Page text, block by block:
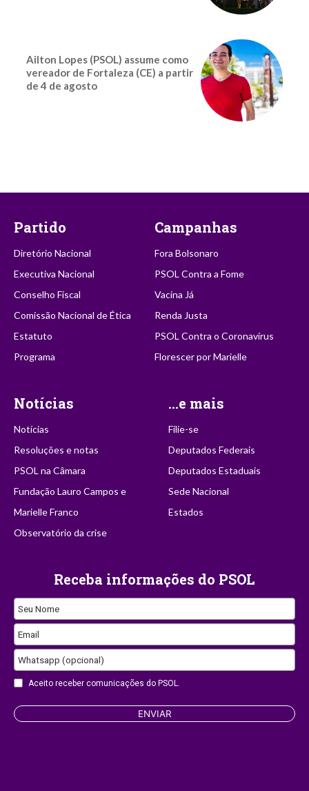
Ailton Lopes (PSOL) assume como
vereador de Fortaleza (CE) a partir
de 4 de agosto
Partido
Diretório Nacional
Executiva Nacional
Conselho Fiscal
Comissão Nacional de Ética
Estatuto
Programa
Campanhas
Fora Bolsonaro
PSOL Contra a Fome
Vacina Já
Renda Justa
PSOL Contra o Coronavírus
Florescer por Marielle
Notícias
Notícias
Resoluções e notas
PSOL na Câmara
Fundação Lauro Campos e
Marielle Franco
Observatório da crise
...e mais
Filie-se
Deputados Federais
Deputados Estaduais
Sede Nacional
Estados
Receba informações do PSOL
Website
URL
Seu Nome
Email
Whatsapp (opcional)
Aceito receber comunicações do PSOL.
ENVIAR